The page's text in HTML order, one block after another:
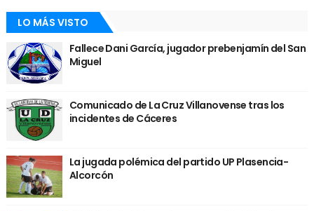
LO MÁS VISTO
Fallece Dani García, jugador prebenjamín del San
Miguel
Comunicado de La Cruz Villanovense tras los
incidentes de Cáceres
La jugada polémica del partido UP Plasencia-
Alcorcón